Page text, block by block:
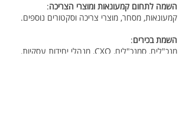
השמה לתחום קמעונאות ומוצרי הצריכה:
קמעונאות, מסחר, מוצרי צריכה וסקטורים נוספים.
השמת בכירים:
מנכ"לים, סמנכ"לים, CXO, מנהלי יחידות עסקיות,